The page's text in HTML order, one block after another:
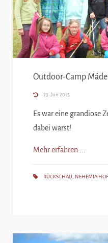
Outdoor-Camp
23. Jun 2015
Es war eine grandiose
dabei warst!
Mehr erfahren ...
RÜCKSCHAU NEHEMIA-HOF